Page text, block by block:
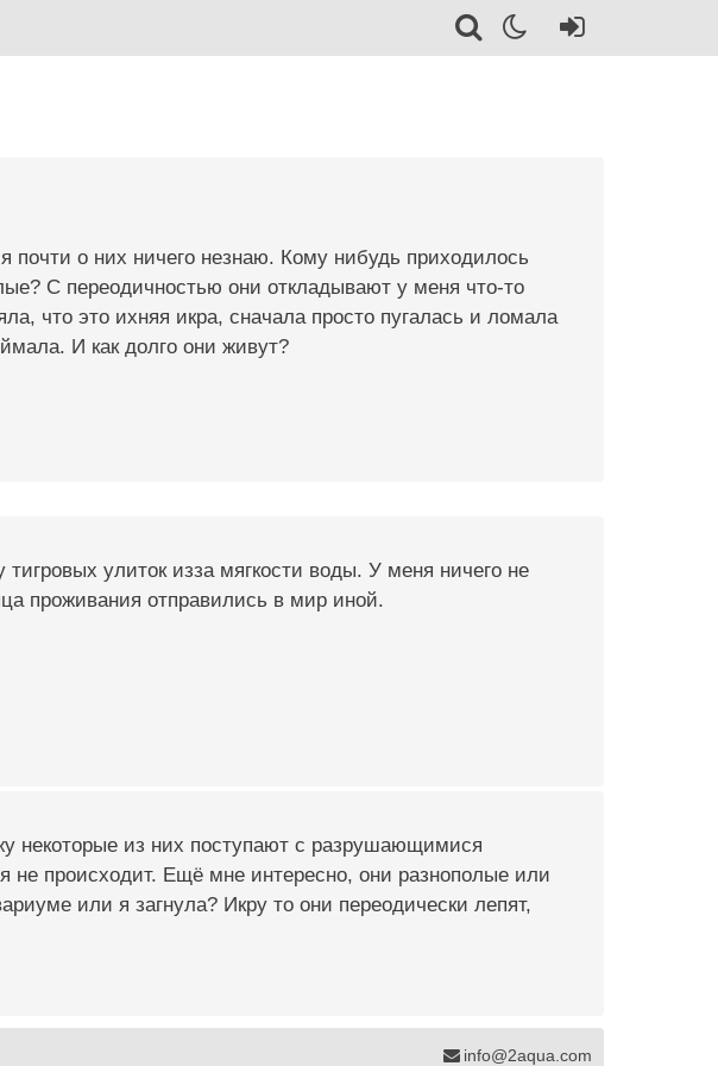
почти о них ничего незнаю. Кому нибудь приходилось
С переодичностью они откладывают у меня что-то
что это ихняя икра, сначала просто пугалась и ломала
И как долго они живут?
улиток изза мягкости воды. У меня ничего не
проживания отправились в мир иной.
некоторые из них поступают с разрушающимися
не происходит. Ещё мне интересно, они разнополые или
или я загнула? Икру то они переодически лепят,
info@2aqua.com